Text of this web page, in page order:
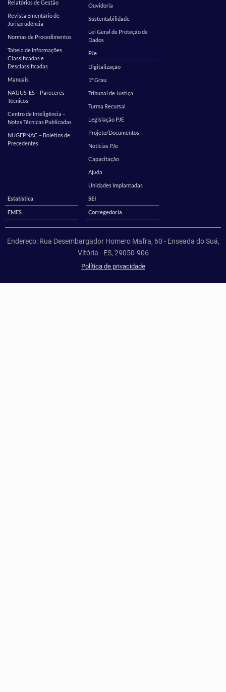
Relatórios de Gestão
Revista Ementário de
Jurisprudência
Normas de Procedimentos
Tabela de Informações
Classificadas e
Desclassificadas
Manuais
NATJUS-ES – Pareceres
Técnicos
Centro de Inteligência –
Notas Técnicas Publicadas
NUGEPNAC – Boletins de
Precedentes
Ouvidoria
Sustentabilidade
Lei Geral de Proteção de
Dados
PJe
Digitalização
1º Grau
Tribunal de Justiça
Turma Recursal
Legislação PJE
Projeto/Documentos
Notícias PJe
Capacitação
Ajuda
Unidades Implantadas
Estatística
SEI
EMES Corregedoria
Endereço: Rua Desembargador Homero Mafra, 60 - Enseada do Suá,
Vitória - ES, 29050-906
Política de privacidade